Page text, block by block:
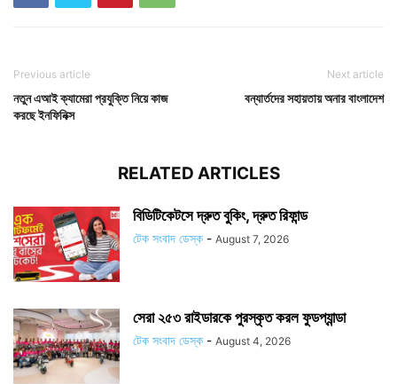
Previous article
নতুন এআই ক্যামেরা প্রযুক্তি নিয়ে কাজ
করছে ইনফিনিক্স
Next article
বন্যার্তদের সহায়তায় অনার বাংলাদেশ
RELATED ARTICLES
বিডিটিকেটসে দ্রুত বুকিং, দ্রুত রিফান্ড
টেক সংবাদ ডেস্ক - August 7, 2026
সেরা ২৫৩ রাইডারকে পুরস্কৃত করল ফুডপ্যান্ডা
টেক সংবাদ ডেস্ক - August 4, 2026